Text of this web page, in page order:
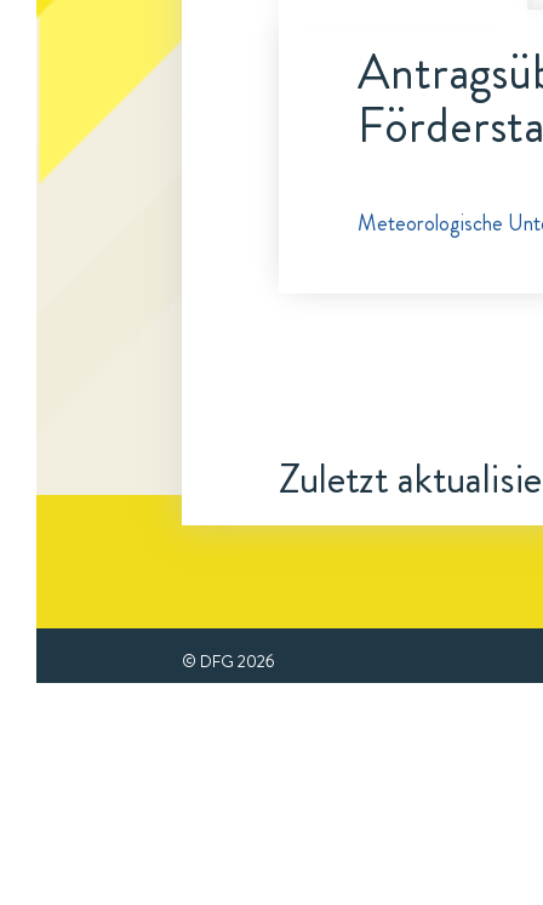
Meteorologische
Zuletzt
© DFG 2026